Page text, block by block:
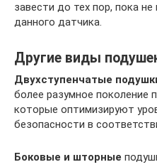
завести до тех пор, пока
данного датчика.
Другие виды
Двухступенчатые
более разумное поколение
которые оптимизируют
безопасности в
Боковые и шторные